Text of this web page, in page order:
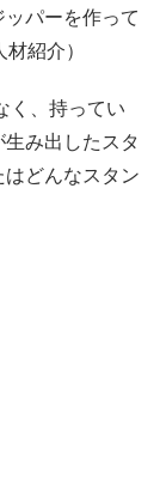
パーを作って
紹介）
く、持ってい
み出したスタ
どんなスタン